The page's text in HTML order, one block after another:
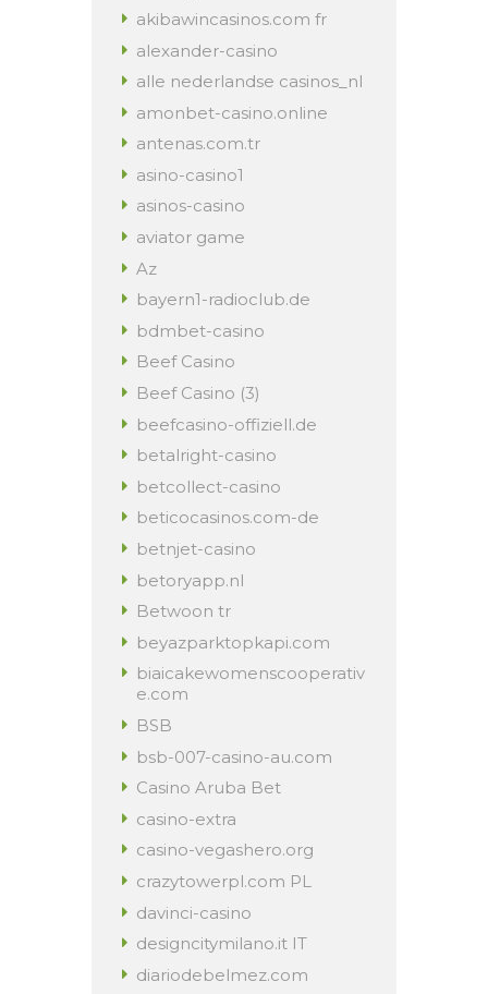
akibawincasinos.com fr
alexander-casino
alle nederlandse casinos_nl
amonbet-casino.online
antenas.com.tr
asino-casino1
asinos-casino
aviator game
Az
bayern1-radioclub.de
bdmbet-casino
Beef Casino
Beef Casino (3)
beefcasino-offiziell.de
betalright-casino
betcollect-casino
beticocasinos.com-de
betnjet-casino
betoryapp.nl
Betwoon tr
beyazparktopkapi.com
biaicakewomenscooperativ
e.com
BSB
bsb-007-casino-au.com
Casino Aruba Bet
casino-extra
casino-vegashero.org
crazytowerpl.com PL
davinci-casino
designcitymilano.it IT
diariodebelmez.com